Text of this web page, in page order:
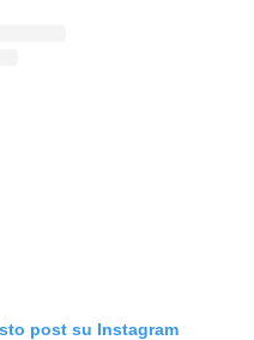
post su Instagram